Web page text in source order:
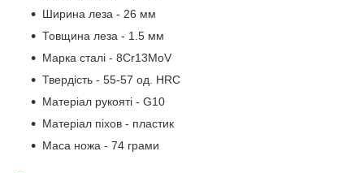
Ширина леза - 26 мм
Товщина леза - 1.5 мм
Марка сталі - 8Cr13MoV
Твердість - 55-57 од. HRC
Матеріал рукояті - G10
Матеріал піхов - пластик
Маса ножа - 74 грами